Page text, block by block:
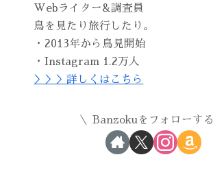
Webライター&調査員
鳥を見たり旅行したり。
・2013年から鳥見開始
・Instagram 1.2万人
＞＞＞詳しくはこちら
Banzokuをフォローする